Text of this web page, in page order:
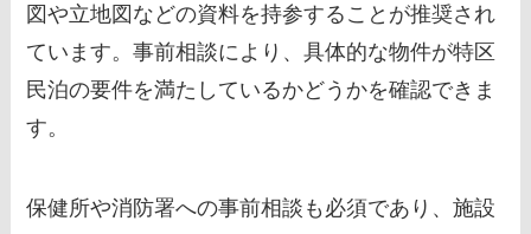
図や立地図などの資料を持参することが推奨され
ています。事前相談により、具体的な物件が特区
民泊の要件を満たしているかどうかを確認できま
す。
保健所や消防署への事前相談も必須であり、施設